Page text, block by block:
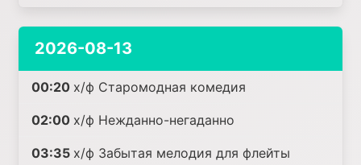
2026-08-13
00:20 х/ф Старомодная комедия
02:00 х/ф Нежданно-негаданно
03:35 х/ф Забытая мелодия для флейты